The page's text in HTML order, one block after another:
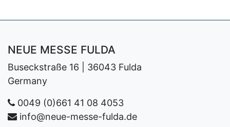
NEUE MESSE FULDA
Buseckstraße 16 | 36043 Fulda
Germany
0049 (0)661 41 08 4053
info@neue-messe-fulda.de